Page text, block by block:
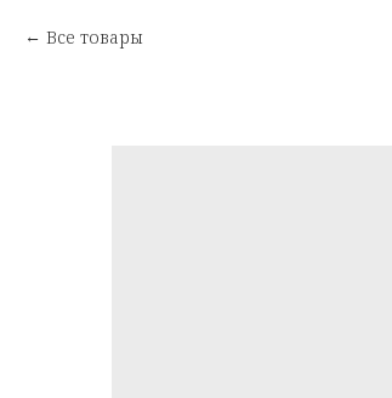
Все товары